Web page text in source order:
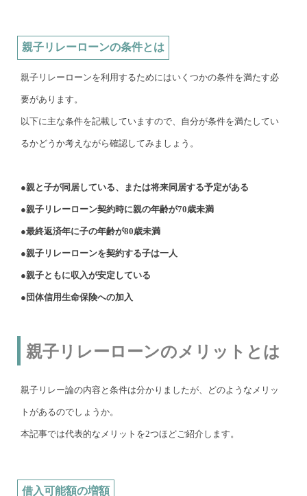
親子リレーローンの条件とは
親子リレーローンを利用するためにはいくつかの条件を満たす必
要があります。
以下に主な条件を記載していますので、自分が条件を満たしてい
るかどうか考えながら確認してみましょう。
●親と子が同居している、または将来同居する予定がある
●親子リレーローン契約時に親の年齢が70歳未満
●最終返済年に子の年齢が80歳未満
●親子リレーローンを契約する子は一人
●親子ともに収入が安定している
●団体信用生命保険への加入
親子リレーローンのメリットとは
親子リレー論の内容と条件は分かりましたが、どのようなメリッ
トがあるのでしょうか。
本記事では代表的なメリットを2つほどご紹介します。
借入可能額の増額